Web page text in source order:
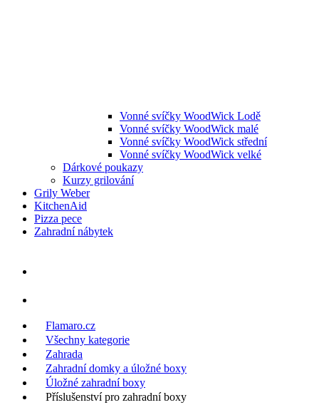
Vonné svíčky WoodWick Lodě
Vonné svíčky WoodWick malé
Vonné svíčky WoodWick střední
Vonné svíčky WoodWick velké
Dárkové poukazy
Kurzy grilování
Grily Weber
KitchenAid
Pizza pece
Zahradní nábytek
Flamaro.cz
Všechny kategorie
Zahrada
Zahradní domky a úložné boxy
Úložné zahradní boxy
Příslušenství pro zahradní boxy